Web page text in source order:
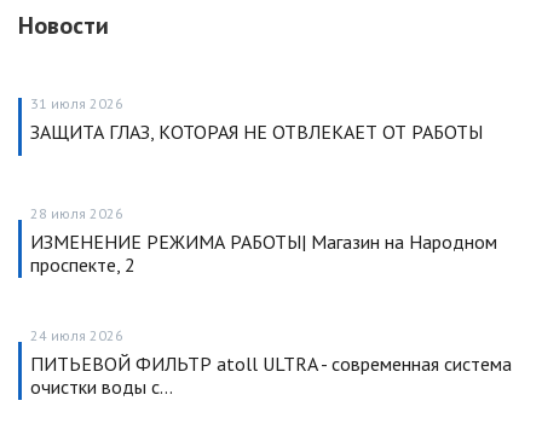
Новости
31 июля 2026
ЗАЩИТА ГЛАЗ, КОТОРАЯ НЕ ОТВЛЕКАЕТ ОТ РАБОТЫ
28 июля 2026
ИЗМЕНЕНИЕ РЕЖИМА РАБОТЫ| Магазин на Народном
проспекте, 2
24 июля 2026
ПИТЬЕВОЙ ФИЛЬТР atoll ULTRA - современная система
очистки воды с…